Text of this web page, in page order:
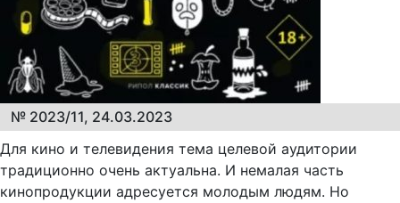
№ 2023/11, 24.03.2023
Для кино и телевидения тема целевой аудитории
традиционно очень актуальна. И немалая часть
кинопродукции адресуется молодым людям. Но